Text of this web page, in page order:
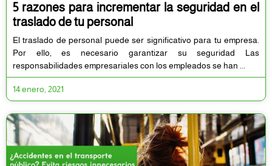
5 razones para incrementar la seguridad en el
traslado de tu personal
El traslado de personal puede ser significativo para tu empresa.
Por ello, es necesario garantizar su seguridad Las
responsabilidades empresariales con los empleados se han
14 enero, 2021